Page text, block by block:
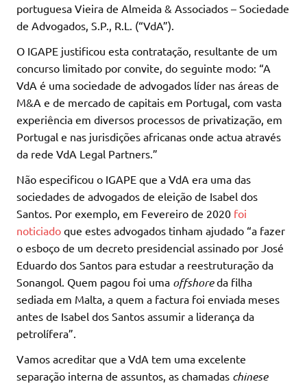
portuguesa Vieira de Almeida & Associados – Sociedade
de Advogados, S.P., R.L. (“VdA”).
O IGAPE justificou esta contratação, resultante de um
concurso limitado por convite, do seguinte modo: “A
VdA é uma sociedade de advogados líder nas áreas de
M&A e de mercado de capitais em Portugal, com vasta
experiência em diversos processos de privatização, em
Portugal e nas jurisdições africanas onde actua através
da rede VdA Legal Partners.”
Não especificou o IGAPE que a VdA era uma das
sociedades de advogados de eleição de Isabel dos
Santos. Por exemplo, em Fevereiro de 2020 foi
noticiado que estes advogados tinham ajudado “a fazer
o esboço de um decreto presidencial assinado por José
Eduardo dos Santos para estudar a reestruturação da
Sonangol. Quem pagou foi uma offshoreda filha
sediada em Malta, a quem a factura foi enviada meses
antes de Isabel dos Santos assumir a liderança da
petrolífera”.
Vamos acreditar que a VdA tem uma excelente
separação interna de assuntos, as chamadas chinese